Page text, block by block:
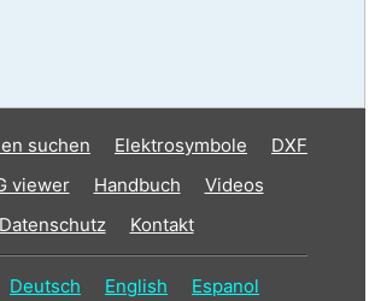
suchen Elektrosymbole
DXF
viewer
Handbuch
Videos
Datenschutz
Kontakt
Deutsch English Espanol